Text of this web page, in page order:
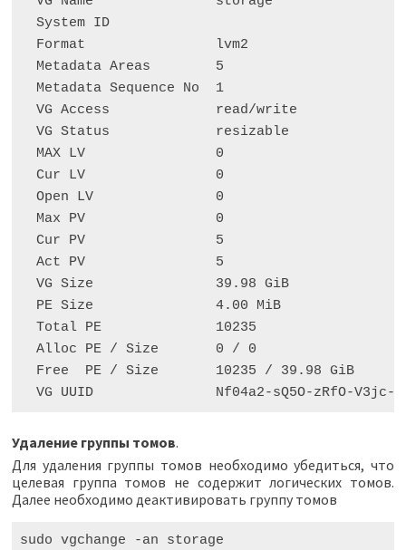
  System ID
  Format                lvm2
  Metadata Areas        5
  Metadata Sequence No  1
  VG Access             read/write
  VG Status             resizable
  MAX LV                0
  Cur LV                0
  Open LV               0
  Max PV                0
  Cur PV                5
  Act PV                5
  VG Size               39.98 GiB
  PE Size               4.00 MiB
  Total PE              10235
  Alloc PE / Size       0 / 0
  Free  PE / Size       10235 / 39.98 GiB
Удаление группы томов.
Для удаления группы томов необходимо убедиться, что
целевая группа томов не содержит логических томов.
Далее необходимо деактивировать группу томов
sudo vgchange -an storage